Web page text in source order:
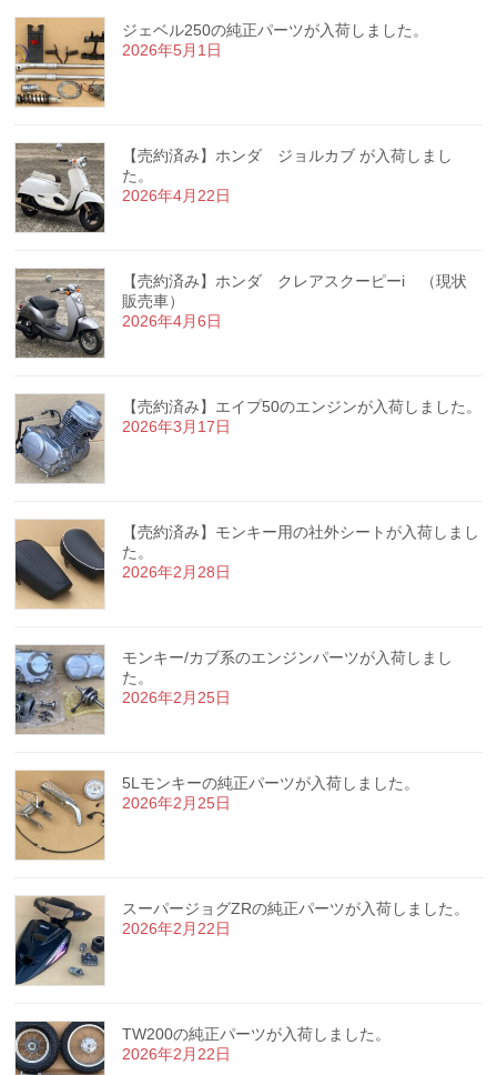
ジェベル250の純正パーツが入荷しました。
2026年5月1日
【売約済み】ホンダ ジョルカブ が入荷しまし
た。
2026年4月22日
【売約済み】ホンダ クレアスクーピーi （現状
販売車）
2026年4月6日
【売約済み】エイプ50のエンジンが入荷しました。
2026年3月17日
【売約済み】モンキー用の社外シートが入荷しまし
た。
2026年2月28日
モンキー/カブ系のエンジンパーツが入荷しまし
た。
2026年2月25日
5Lモンキーの純正パーツが入荷しました。
2026年2月25日
スーパージョグZRの純正パーツが入荷しました。
2026年2月22日
TW200の純正パーツが入荷しました。
2026年2月22日